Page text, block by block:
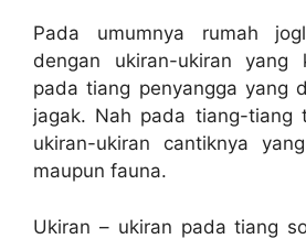
Pada umumnya rumah
dengan ukiran-ukiran yang
pada tiang penyangga yang
jagak. Nah pada tiang-tiang
ukiran-ukiran cantiknya
maupun fauna.
Ukiran – ukiran pada tiang